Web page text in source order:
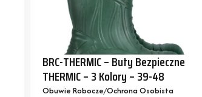
BRC-THERMIC – Buty Bezpieczne
THERMIC – 3 Kolory – 39-48
Obuwie Robocze Ochrona Osobista